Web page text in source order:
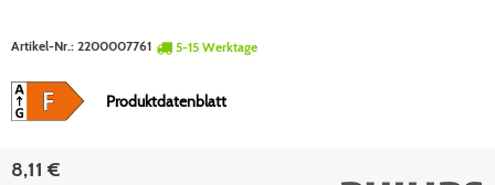
Artikel-Nr.: 2200007761 5-15 Werktage
Produktdatenblatt
8,11 €